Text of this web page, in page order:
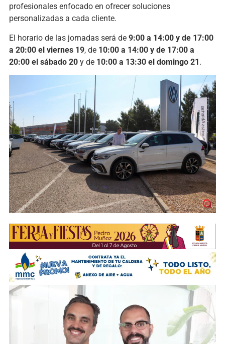
profesionales enfocado en ofrecer soluciones
personalizadas a cada cliente.
El horario de las jornadas será de 9:00 a 14:00 y de 17:00
a 20:00 el viernes 19, de 10:00 a 14:00 y de 17:00 a
20:00 el sábado 20y de 10:00 a 13:30 el domingo 21.